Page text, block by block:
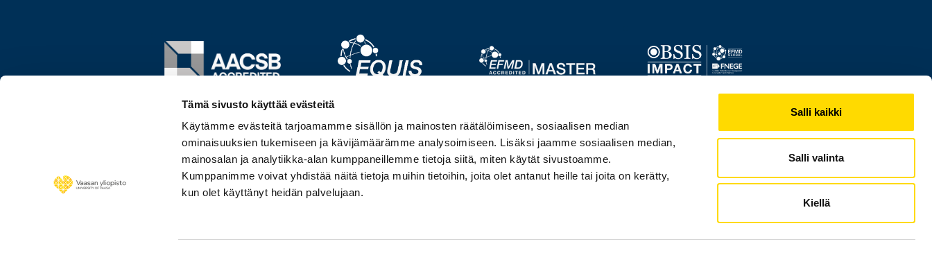
Tämä sivusto käyttää evästeitä
Käytämme evästeitä tarjoamamme sisällön ja mainosten räätälöimiseen, sosiaalisen median
ominaisuuksien tukemiseen ja kävijämäärämme analysoimiseen. Lisäksi jaamme sosiaalisen median,
mainosalan ja analytiikka-alan kumppaneillemme tietoja siitä, miten käytät sivustoamme.
Kumppanimme voivat yhdistää näitä tietoja muihin tietoihin, joita olet antanut heille tai joita on kerätty,
kun olet käyttänyt heidän palvelujaan.
Salli kaikki
Salli valinta
Kiellä
Image Image
Image
Image
Image
Image